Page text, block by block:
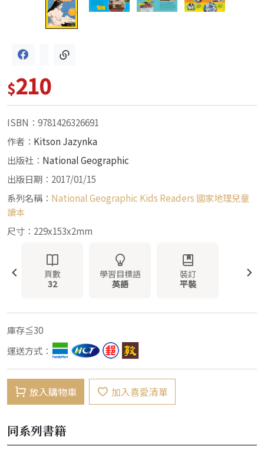
$210
ISBN：9781426326691
作者： Kitson Jazynka
出版社： National Geographic
出版日期：2017/01/15
系列名稱： National Geographic Kids Readers 國家地理兒童
讀本
尺寸：229x153x2mm
頁數
32
學習目標語
英語
裝訂
平裝
庫存≦30
運送方式：
放入購物車 加入喜愛清單
同系列書籍